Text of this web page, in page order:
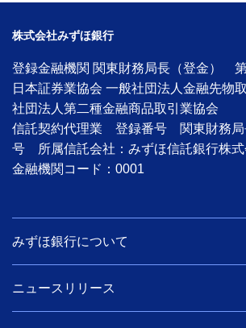
ご検討中のお客さま
NISA・投資信託申込
iDeCo申込
ライフデザイン・ナビゲーション
みずほ銀行オンライン相談
資産形成・資産運用セミナー
備える
株式会社みずほ銀行
登録金融機関 関東財務局長（登金）
日本証券業協会 一般社団法人金融先
社団法人第二種金融商品取引業協会
信託契約代理業 登録番号 関東財務局
号 所属信託会社：みずほ信託銀行株式
金融機関コード：0001
みずほ銀行について
ニュースリリース